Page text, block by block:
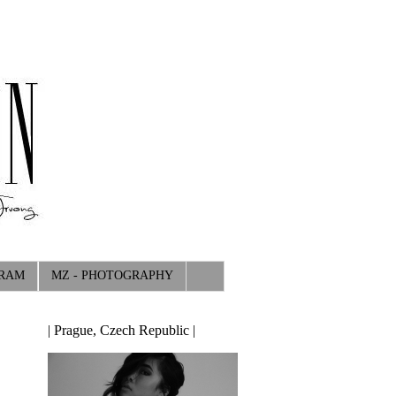
MZ - PHOTOGRAPHY
| Prague, Czech Republic |